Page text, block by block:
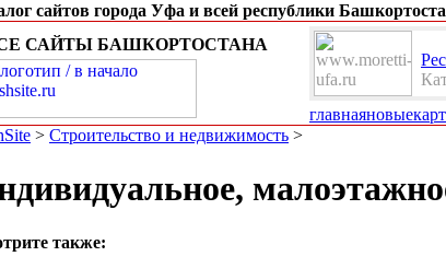
сайтов города Уфа и всей республики
САЙТЫ БАШКОРТОСТАНА
главнаяновые
> Строительство и недвижимость >
также: